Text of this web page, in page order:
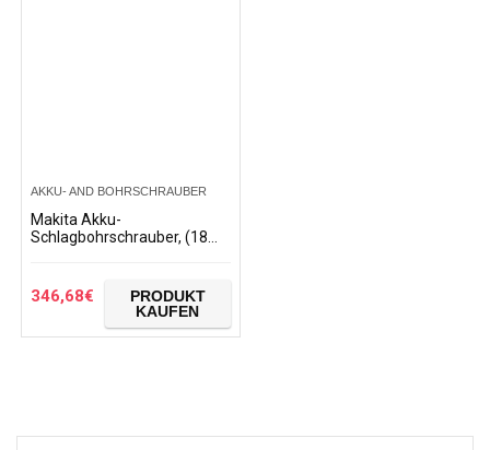
AKKU- AND BOHRSCHRAUBER
Makita Akku-
Schlagbohrschrauber, (18
Ladegerät), DHP459RTJ,
Blau, mit 2x Akku 5…
346,68€
PRODUKT
KAUFEN